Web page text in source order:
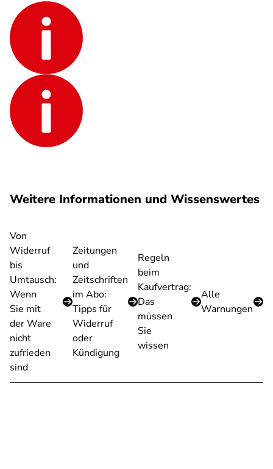
Weitere Informationen und Wissenswertes
Von
Widerruf
bis
Umtausch:
Wenn
Sie mit
der Ware
nicht
zufrieden
sind
Zeitungen
und
Zeitschriften
im Abo:
Tipps für
Widerruf
oder
Kündigung
Regeln
beim
Kaufvertrag:
Das
müssen
Sie
wissen
Alle
Warnungen